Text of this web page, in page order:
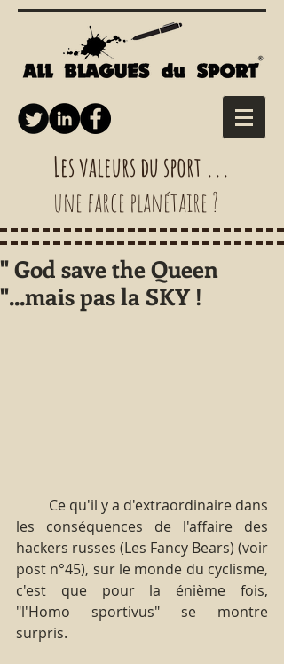
Les valeurs du sport ...
une farce planétaire ?
" God save the Queen
"...mais pas la SKY !
les conséquences de l'affaire des
hackers russes (Les Fancy Bears) (voir
post n°45), sur le monde du cyclisme,
c'est que pour la énième fois,
"l'Homo sportivus" se montre
surpris.